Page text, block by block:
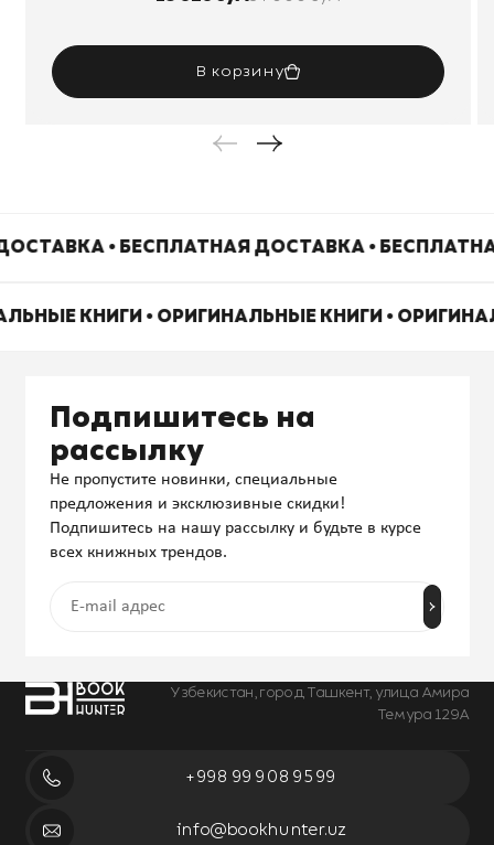
В корзину
• БЕСПЛАТНАЯ ДОСТАВКА •
КНИГИ • ОРИГИНАЛЬНЫЕ КНИГИ •
Узбекистан, город Ташкент, улица Амира
Темура 129А
+998 99 908 95 99
info@bookhunter.uz
Подпишитесь на
рассылку
Не пропустите новинки, специальные
предложения и эксклюзивные скидки!
Подпишитесь на нашу рассылку и будьте в курсе
всех книжных трендов.